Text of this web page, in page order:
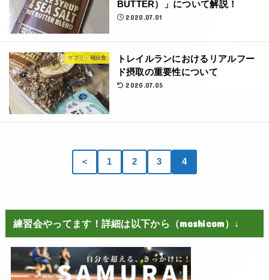
BUTTER）」について解説！
2020.07.01
サプリ・補給食
トレイルランにおけるリアルフー
ド摂取の重要性について
2020.07.05
＜ 1 2 3 4
練習会やってます！詳細は以下から（moshicom）↓